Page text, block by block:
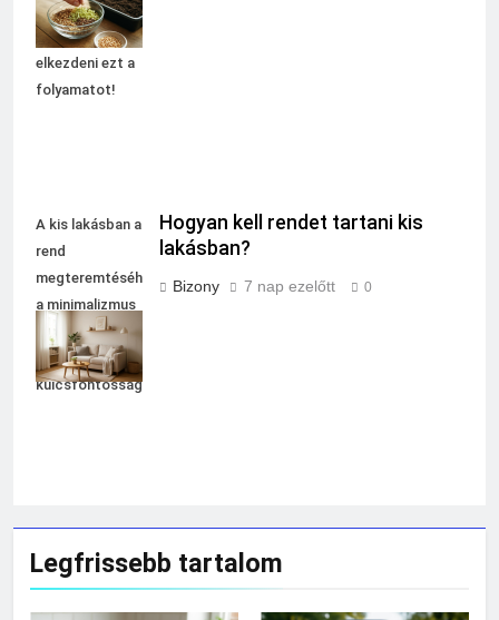
Legfrissebb tartalom
többet arról,
mikor érdemes
elkezdeni ezt a
folyamatot!
A kis lakásban a
rend
megteremtéséhez
a minimalizmus
és a praktikus
tárolás
kulcsfontosságú.
Hogyan kell rendet tartani kis
lakásban?
Bizony 7 nap ezelőtt 0